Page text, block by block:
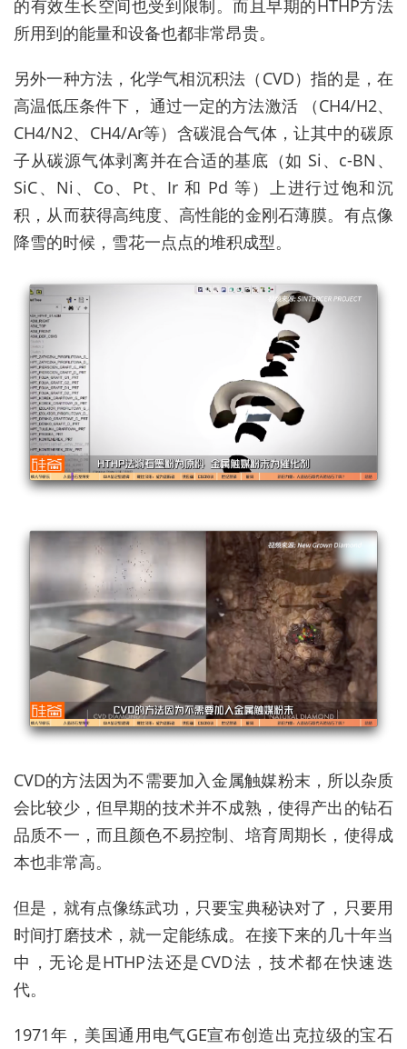
的有效生长空间也受到限制。而且早期的HTHP方法
所用到的能量和设备也都非常昂贵。
另外一种方法，化学气相沉积法（CVD）指的是，在
高温低压条件下， 通过一定的方法激活 （CH4/H2、
CH4/N2、CH4/Ar等）含碳混合气体，让其中的碳原
子从碳源气体剥离并在合适的基底（如 Si、c-BN、
SiC、Ni、Co、Pt、Ir 和 Pd 等）上进行过饱和沉
积，从而获得高纯度、高性能的金刚石薄膜。有点像
降雪的时候，雪花一点点的堆积成型。
CVD的方法因为不需要加入金属触媒粉末，所以杂质
会比较少，但早期的技术并不成熟，使得产出的钻石
品质不一，而且颜色不易控制、培育周期长，使得成
本也非常高。
但是，就有点像练武功，只要宝典秘诀对了，只要用
时间打磨技术，就一定能练成。在接下来的几十年当
中，无论是HTHP法还是CVD法，技术都在快速迭
代。
1971年，美国通用电气GE宣布创造出克拉级的宝石